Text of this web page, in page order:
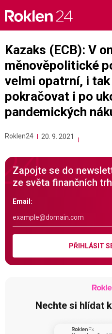
content
Kazaks (ECB): V
měnověpolitické
velmi opatrní, i tak
pokračovat i po
pandemických
Roklen24 20. 9. 2021
Zapojte se do
ze světa finančních
Email:
PŘIHLÁSIT
Nechte si hlídat